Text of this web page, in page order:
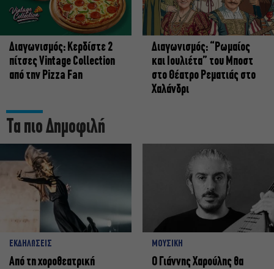
Διαγωνισμός: Κερδίστε 2
πίτσες Vintage Collection
από την Pizza Fan
Διαγωνισμός: “Ρωμαίος
και Ιουλιέτα” του Μποστ
στο Θέατρο Ρεματιάς στο
Χαλάνδρι
Τα πιο Δημοφιλή
ΕΚΔΗΛΩΣΕΙΣ
Από τη χοροθεατρική
ΜΟΥΣΙΚΗ
Ο Γιάννης Χαρούλης θα